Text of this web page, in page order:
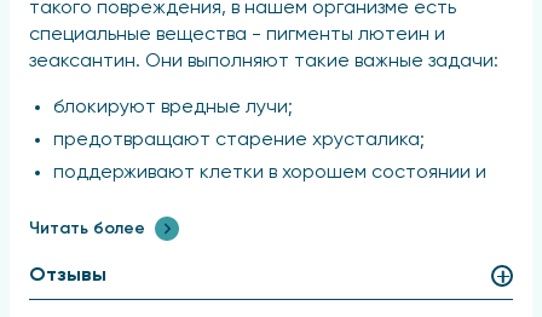
такого повреждения, в нашем организме есть
специальные вещества - пигменты лютеин и
зеаксантин. Они выполняют такие важные задачи:
блокируют вредные лучи;
предотвращают старение хрусталика;
поддерживают клетки в хорошем состоянии и
Если лютеина достаточно, то риск повреждения
сетчатки снижается. Но если его мало, то
защитный слой в глазах истончается, что со
Читать более
Отзывы